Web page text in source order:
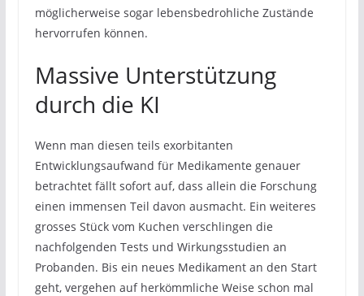
möglicherweise sogar lebensbedrohliche Zustände
hervorrufen können.
Massive Unterstützung
durch die KI
Wenn man diesen teils exorbitanten
Entwicklungsaufwand für Medikamente genauer
betrachtet fällt sofort auf, dass allein die Forschung
einen immensen Teil davon ausmacht. Ein weiteres
grosses Stück vom Kuchen verschlingen die
nachfolgenden Tests und Wirkungsstudien an
Probanden. Bis ein neues Medikament an den Start
geht, vergehen auf herkömmliche Weise schon mal